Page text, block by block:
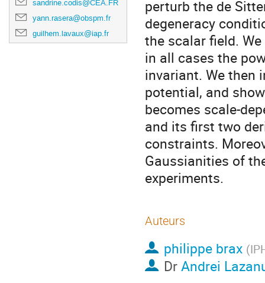
sandrine.codis@CEA.FR
yann.rasera@obspm.fr
guilhem.lavaux@iap.fr
perturb the de
degeneracy
the scalar field.
in all cases the
invariant. We then
potential, and
becomes scale-
and its first two
constraints.
Gaussianities of
experiments.
Auteurs
philippe brax (
DrAndrei